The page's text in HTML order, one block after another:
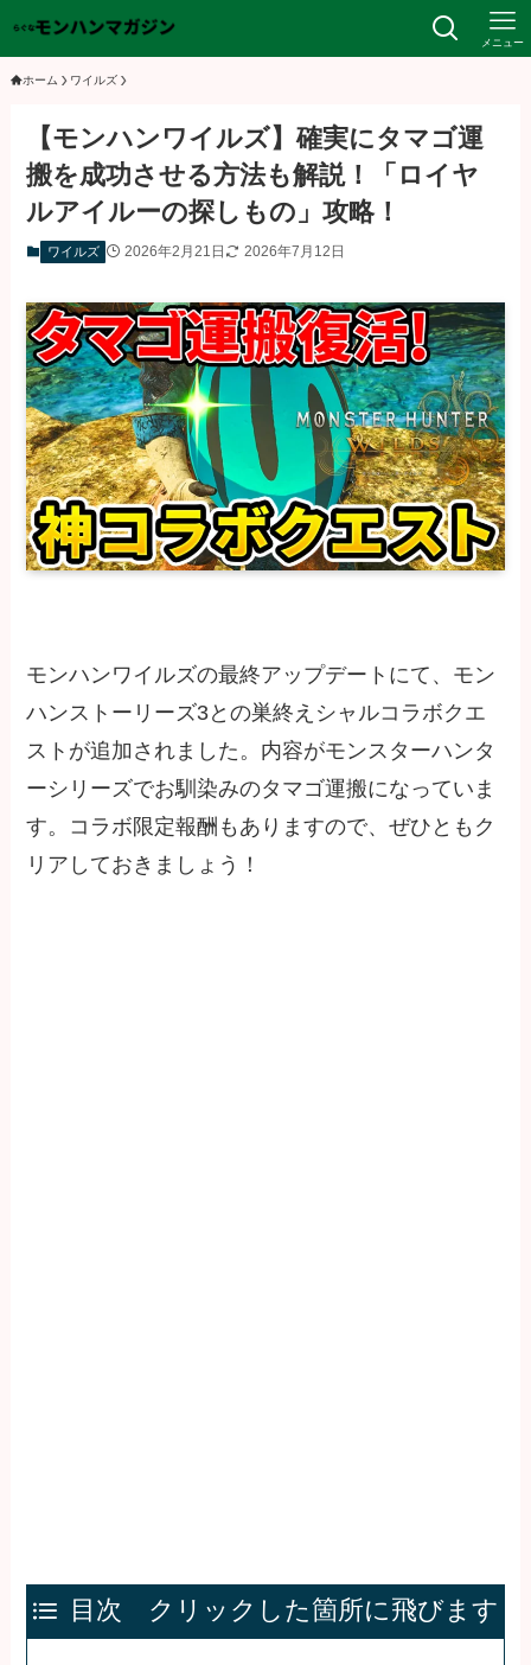
メニュー
ホーム ワイルズ
【モンハンワイルズ】確実にタマゴ運
搬を成功させる方法も解説！「ロイヤ
ルアイルーの探しもの」攻略！
ワイルズ 2026年2月21日 2026年7月12日
モンハンワイルズの最終アップデートにて、モン
ハンストーリーズ3との巣終えシャルコラボクエ
ストが追加されました。内容がモンスターハンタ
ーシリーズでお馴染みのタマゴ運搬になっていま
す。コラボ限定報酬もありますので、ぜひともク
リアしておきましょう！
目次 クリックした箇所に飛びます